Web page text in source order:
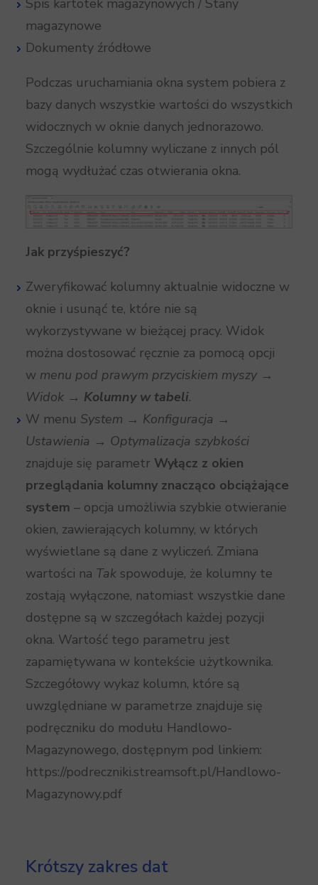
Spis kartotek magazynowych / Stany
magazynowe
Dokumenty źródłowe
Podczas uruchamiania okna system pobiera z
bazy danych wszystkie wartości do wszystkich
widocznych w oknie danych jednorazowo.
Szczególnie kolumny wyliczane z innych pól
mogą wydłużać czas otwierania okna.
Jak przyśpieszyć?
Zweryfikować kolumny aktualnie widoczne w
oknie i usunąć te, które nie są
wykorzystywane w bieżącej pracy. Widok
można dostosować ręcznie za pomocą opcji
w menu pod prawym przyciskiem myszy →
Widok → Kolumny w tabeli.
W menu System → Konfiguracja →
Ustawienia → Optymalizacja szybkości
znajduje się parametr Wyłącz z okien
przeglądania kolumny znacząco obciążające
system – opcja umożliwia szybkie otwieranie
okien, zawierających kolumny, w których
wyświetlane są dane z wyliczeń. Zmiana
wartości na Tak spowoduje, że kolumny te
zostają wyłączone, natomiast wszystkie dane
dostępne są w szczegółach każdej pozycji
okna. Wartość tego parametru jest
zapamiętywana w kontekście użytkownika.
Szczegółowy wykaz kolumn, które są
uwzględniane w parametrze znajduje się
podręczniku do modułu Handlowo-
Magazynowego, dostępnym pod linkiem:
https://podreczniki.streamsoft.pl/Handlowo-
Magazynowy.pdf
Krótszy zakres dat